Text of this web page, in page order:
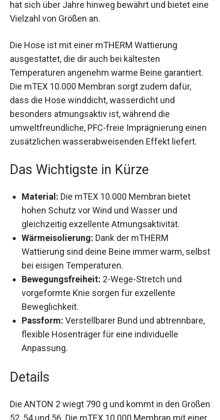
Jahre hinweg bewährt und bietet eine Vielzahl
von Größen an.
Die Hose ist mit einer mTHERM Wattierung
ausgestattet, die dir auch bei kältesten
Temperaturen angenehm warme Beine
garantiert. Die mTEX 10.000 Membran sorgt
zudem dafür, dass die Hose winddicht,
wasserdicht und besonders atmungsaktiv ist,
während die umweltfreundliche, PFC-freie
Imprägnierung einen zusätzlichen
Material:Die mTEX 10.000 Membran bietet
hohen Schutz vor Wind und Wasser und
gleichzeitig exzellente Atmungsaktivität.
Wärmeisolierung:Dank der mTHERM
Wattierung sind deine Beine immer warm,
selbst bei eisigen Temperaturen.
Bewegungsfreiheit:2-Wege-Stretch und
vorgeformte Knie sorgen für exzellente
Beweglichkeit.
Passform:Verstellbarer Bund und
abtrennbare, flexible Hosenträger für eine